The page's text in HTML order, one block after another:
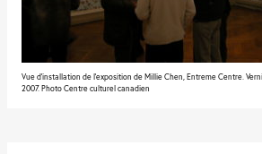
Vue d'installation de l'exposition de Millie Chen, Entreme Centre.
2007. Photo Centre culturel canadien